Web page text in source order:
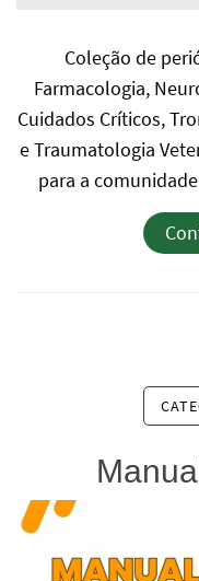
Coleção de
Farmacologia,
Cuidados Críticos,
e Traumatologia
para a